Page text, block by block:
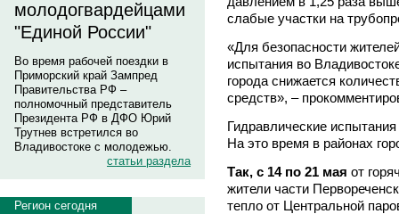
молодогвардейцами
"Единой России"
Во время рабочей поездки в
Приморский край Зампред
Правительства РФ –
полномочный представитель
Президента РФ в ДФО Юрий
Трутнев встретился во
Владивостоке с молодежью.
статьи раздела
Регион сегодня
слабые участки на
«Для безопасности
испытания во
города снижается
средств», –
Гидравлические
На это время в районах
Так, с 14 по 21 мая от
жители части
тепло от Центральной